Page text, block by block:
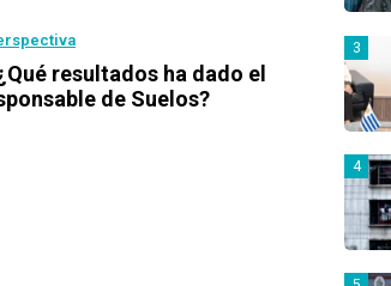
resultados ha dado el
de Suelos?